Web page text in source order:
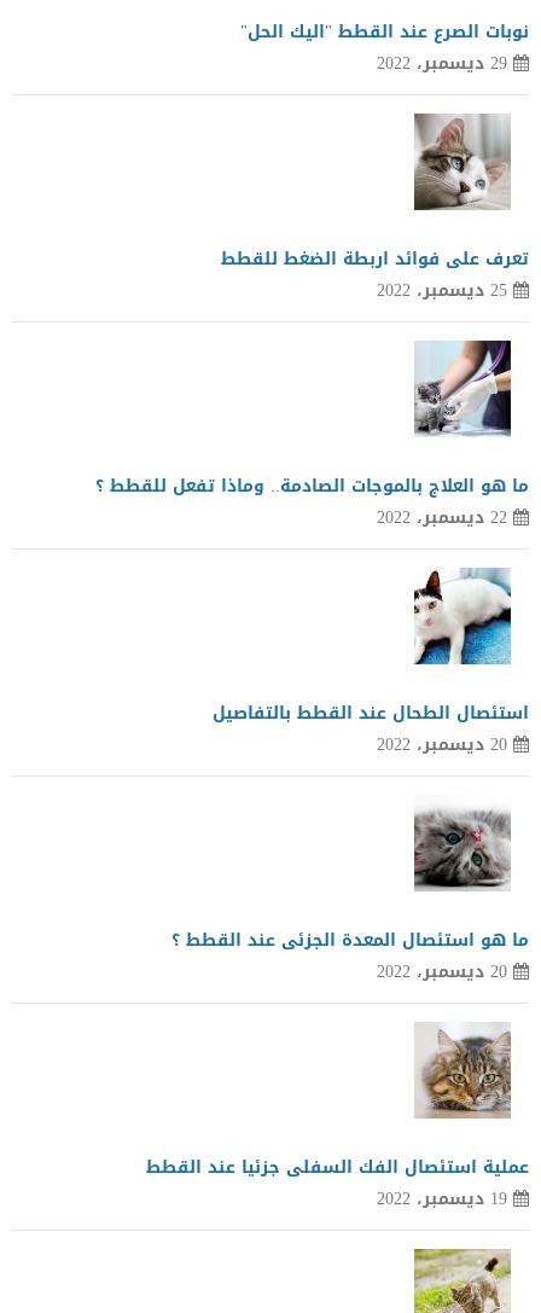
نوبات الصرع عند القطط "اليك الحل"
29 ديسمبر، 2022
تعرف على فوائد اربطة الضغط للقطط
25 ديسمبر، 2022
ما هو العلاج بالموجات الصادمة.. وماذا تفعل للقطط ؟
22 ديسمبر، 2022
استئصال الطحال عند القطط بالتفاصيل
20 ديسمبر، 2022
ما هو استئصال المعدة الجزئى عند القطط ؟
20 ديسمبر، 2022
عملية استئصال الفك السفلى جزئيا عند القطط
19 ديسمبر، 2022